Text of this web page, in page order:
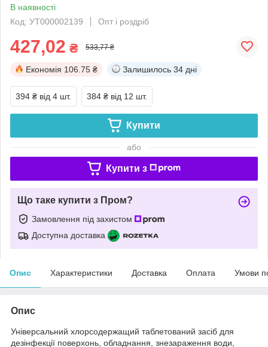
В наявності
Код: УТ000002139
Опт і роздріб
427,02 ₴ 533,77 ₴
Економія 106.75 ₴ Залишилось 34 дні
394 ₴ від 4 шт. 384 ₴ від 12 шт.
Купити
або
Купити з
Що таке купити з Пром?
Замовлення під захистом
Доступна доставка
Опис Характеристики Доставка Оплата Умови
Опис
Універсальний хлорсодержащий таблетований засіб для
дезінфекції поверхонь, обладнання, знезараження води,